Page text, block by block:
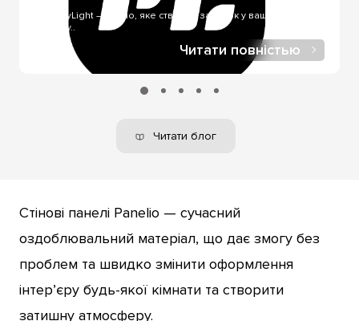
FriendlyLight — світло, яке створює затишок у вашому
будинку..
Читати повністью
Читати блог
Стінові панелі Panelio — сучасний
оздоблювальний матеріал, що дає змогу без
проблем та швидко змінити оформлення
інтер’єру будь-якої кімнати та створити
затишну атмосферу.